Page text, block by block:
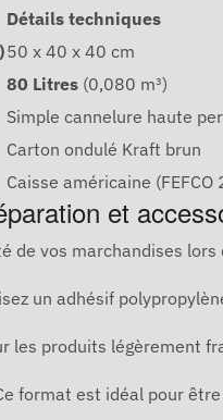
Détails techniques
50 x 40 x 40 cm
80 Litres (0,080 m³)
Simple cannelure haute
Carton ondulé Kraft brun
Caisse américaine (FEFCO
et
de vos marchandises
un adhésif
les produits légèrement
format est idéal pour